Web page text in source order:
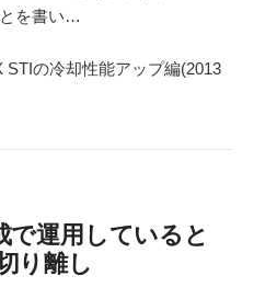
を書い…
で運用していると
り離し